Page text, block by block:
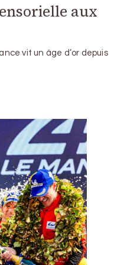
aux
vit un âge d’or depuis